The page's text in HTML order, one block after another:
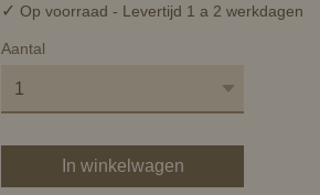
✓ Op voorraad - Levertijd 1 a 2 werkdagen
Aantal
In winkelwagen